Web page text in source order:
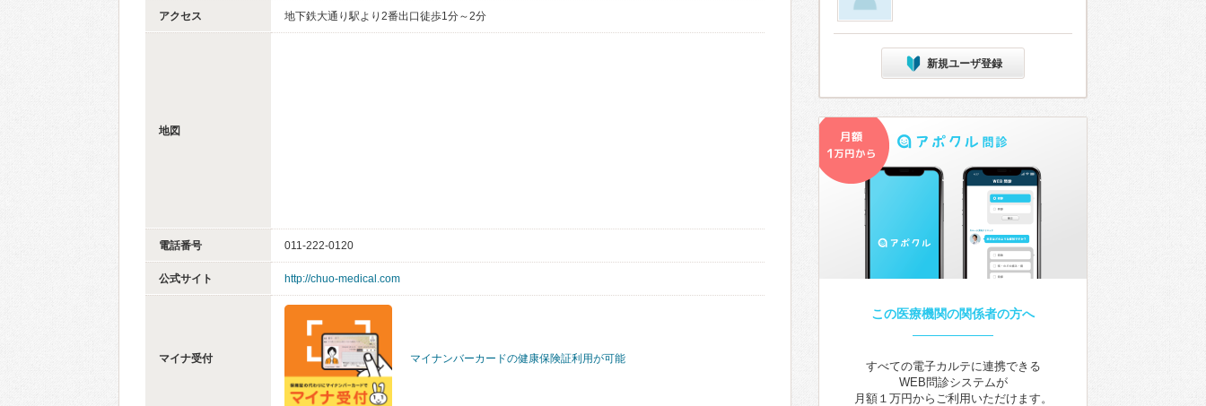
アクセス 地下鉄大通り駅より2番出口徒歩1分～2分
地図
電話番号 011-222-0120
公式サイト http://chuo-medical.com
マイナ受付 マイナンバーカードの健康保険証利用が可能
新規ユーザ登録
この医療機関の関係者の方へ
すべての電子カルテに連携できる
WEB問診システムが
月額１万円からご利用いただけます。